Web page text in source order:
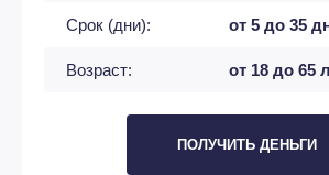
Срок (дни): от 5 до 35
Возраст: от 18 до 65
ПОЛУЧИТЬ ДЕНЬГИ